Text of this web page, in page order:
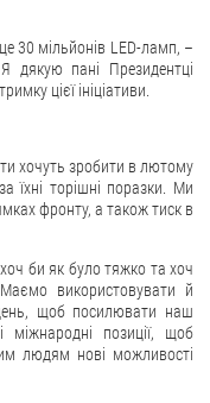
30 мільйонів LED-ламп, –
дякую пані Президентці
цієї ініціативи.
хочуть зробити в лютому
їхні торішні поразки. Ми
фронту, а також тиск в
би як було тяжко та хоч
використовувати й
щоб посилювати наш
позиції, щоб
людям нові можливості